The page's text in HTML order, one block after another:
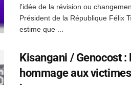
l'idée de la révision ou
Président de la République Félix
estime que ...
Kisangani / Genocost :
hommage aux